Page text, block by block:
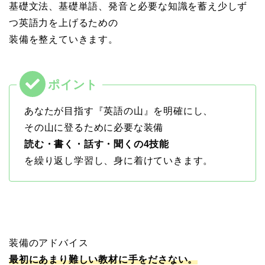
基礎文法、基礎単語、発音と必要な知識を蓄え少しず
つ英語力を上げるための
装備を整えていきます。
あなたが目指す『英語の山』を明確にし、
その山に登るために必要な装備
読む・書く・話す・聞くの4技能
を繰り返し学習し、身に着けていきます。
装備のアドバイス
最初にあまり難しい教材に手をださない。